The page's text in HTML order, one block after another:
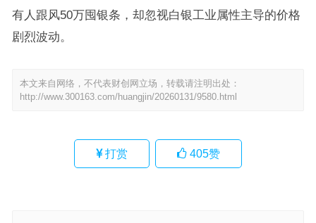
有人跟风50万囤银条，却忽视白银工业属性主导的价格
剧烈波动。
本文来自网络，不代表财创网立场，转载请注明出处：
http://www.300163.com/huangjin/20260131/9580.html
打赏 405赞